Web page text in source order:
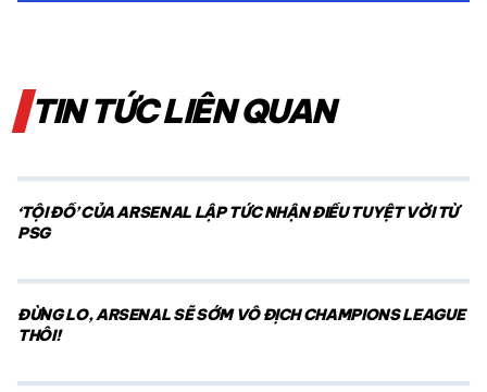
TIN TỨC LIÊN QUAN
‘TỘI ĐỒ’ CỦA ARSENAL LẬP TỨC NHẬN ĐIỀU TUYỆT VỜI TỪ
PSG
ĐỪNG LO, ARSENAL SẼ SỚM VÔ ĐỊCH CHAMPIONS LEAGUE
THÔI!